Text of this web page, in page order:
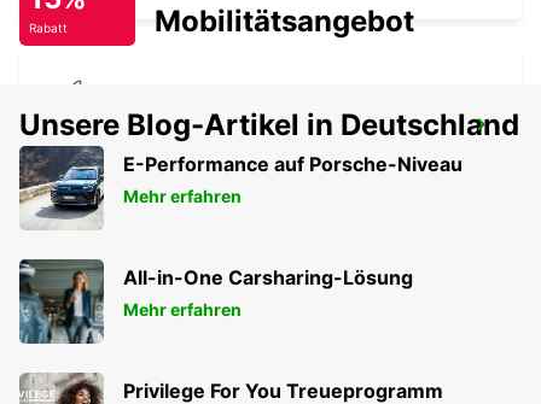
DÜSSELDORF FLUGHAFEN
DUESSELDORF - GERMANY
Rabatt
Mobilitätsangebot
Unsere Blog-Artikel in Deutschland
E-Performance auf Porsche-Niveau
Mehr erfahren
All-in-One Carsharing-Lösung
Mehr erfahren
Privilege For You Treueprogramm